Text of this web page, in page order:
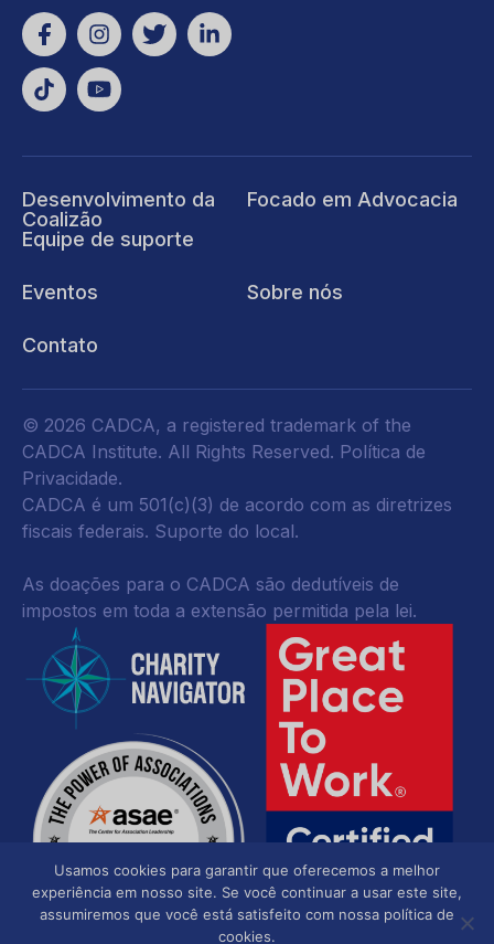
Desenvolvimento da
Coalizão
Equipe de suporte
Focado em Advocacia
Eventos Sobre nós
Contato
© 2026 CADCA, a registered trademark of the
CADCA Institute. All Rights Reserved. Política de
Privacidade.
CADCA é um 501(c)(3) de acordo com as diretrizes
fiscais federais. Suporte do local.
As doações para o CADCA são dedutíveis de
impostos em toda a extensão permitida pela lei.
Usamos cookies para garantir que oferecemos a melhor
experiência em nosso site. Se você continuar a usar este site,
assumiremos que você está satisfeito com nossa política de
cookies.